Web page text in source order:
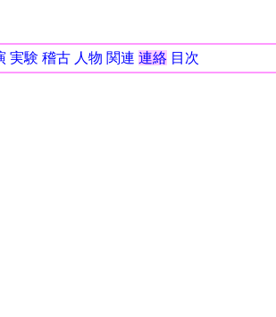
実験 稽古 人物 関連 連絡 目次